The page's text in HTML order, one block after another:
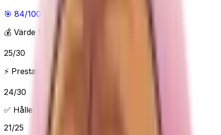
🎯 84/100
💰 Värde för pengarna
25/30
⚡ Prestanda & funktioner
24/30
✅ Håller vad det lovar
21/25